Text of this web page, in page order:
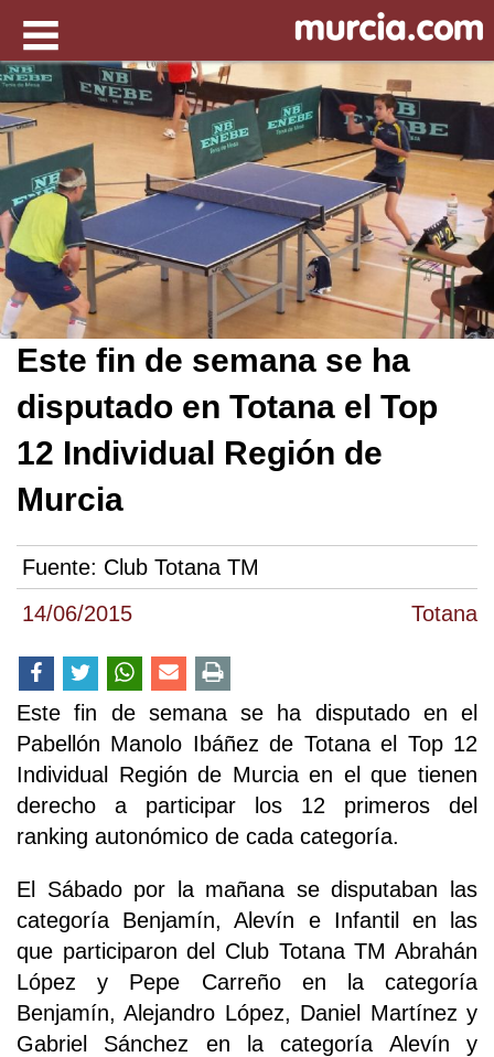
14/06/2015 Totana
Este fin de semana se ha
disputado en Totana el Top
12 Individual Región de
Murcia
Fuente: Club Totana TM
Este fin de semana se ha disputado en el
Pabellón Manolo Ibáñez de Totana el Top 12
Individual Región de Murcia en el que tienen
derecho a participar los 12 primeros del
ranking autonómico de cada categoría.
El Sábado por la mañana se disputaban las
categoría Benjamín, Alevín e Infantil en las
que participaron del Club Totana TM Abrahán
López y Pepe Carreño en la categoría
Benjamín, Alejandro López, Daniel Martínez y
Gabriel Sánchez en la categoría Alevín y